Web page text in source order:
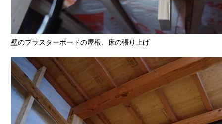
壁のプラスターボードの屋根、床の張り上げ